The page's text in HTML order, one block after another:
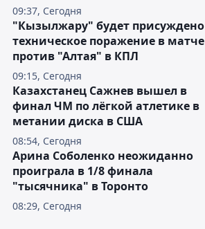
09:37, Сегодня
09:15, Сегодня
"Кызылжару" будет присуждено
техническое поражение в матче
против "Алтая" в КПЛ
08:54, Сегодня
Казахстанец Сажнев вышел в
финал ЧМ по лёгкой атлетике в
метании диска в США
08:29, Сегодня
Арина Соболенко неожиданно
проиграла в 1/8 финала
"тысячника" в Торонто